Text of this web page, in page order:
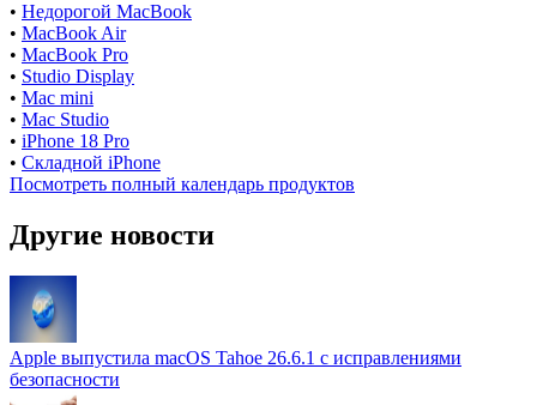
• Недорогой MacBook
• MacBook Air
• MacBook Pro
• Studio Display
• Mac mini
• Mac Studio
• iPhone 18 Pro
• Складной iPhone
Посмотреть полный календарь продуктов
Другие новости
Apple выпустила macOS Tahoe 26.6.1 с исправлениями
безопасности